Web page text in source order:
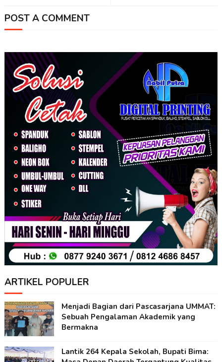
POST A COMMENT
ARTIKEL POPULER
Menjadi Bagian dari Pascasarjana UMMAT:
Sebuah Pengalaman Akademik yang
Bermakna
Lantik 264 Kepala Sekolah, Bupati Bima: